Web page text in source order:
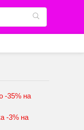
-35% на
-3% на